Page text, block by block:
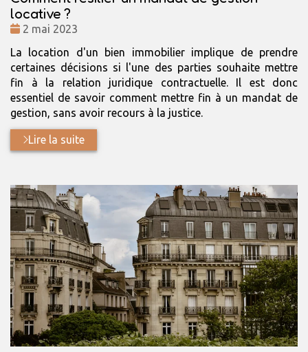
locative ?
Date
2 mai 2023
La location d'un bien immobilier implique de prendre
certaines décisions si l'une des parties souhaite mettre
fin à la relation juridique contractuelle. Il est donc
essentiel de savoir comment mettre fin à un mandat de
gestion, sans avoir recours à la justice.
Lire la suite